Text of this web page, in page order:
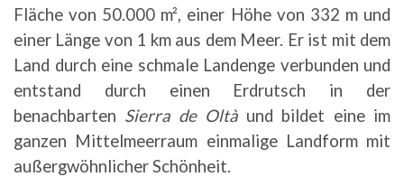
Fläche von 50.000 m², einer Höhe von 332 m und
einer Länge von 1 km aus dem Meer. Er ist mit dem
Land durch eine schmale Landenge verbunden und
entstand durch einen Erdrutsch in der
benachbarten Sierra de Oltàund bildet eine im
ganzen Mittelmeerraum einmalige Landform mit
außergwöhnlicher Schönheit.